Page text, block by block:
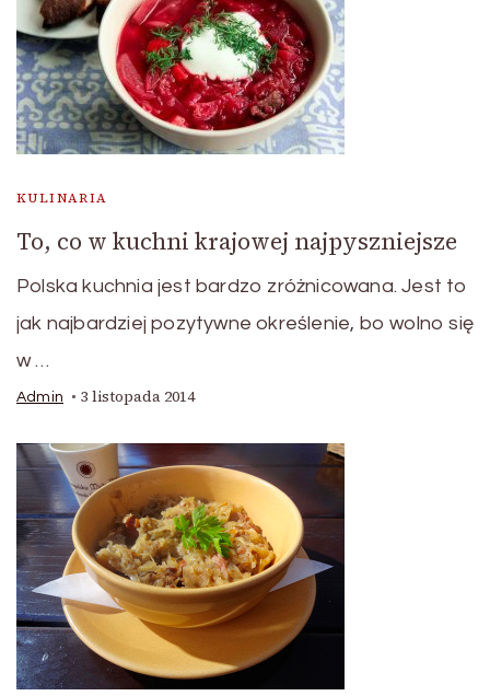
KULINARIA
To, co w kuchni krajowej najpyszniejsze
Polska kuchnia jest bardzo zróżnicowana. Jest to
jak najbardziej pozytywne określenie, bo wolno się
w …
Admin 3 listopada 2014